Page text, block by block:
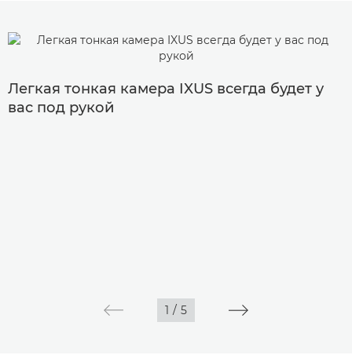
Легкая тонкая камера IXUS всегда будет у
вас под рукой
1 / 5